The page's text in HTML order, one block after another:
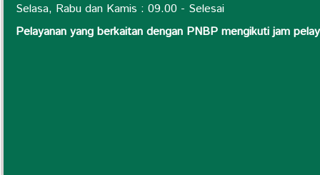
Selasa, Rabu dan Kamis : 09.00 - Selesai
Pelayanan yang berkaitan dengan PNBP mengikuti jam